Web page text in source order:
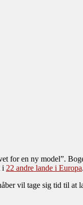
for en ny model”.
i 22 andre lande i Europa.
vil tage sig tid til at